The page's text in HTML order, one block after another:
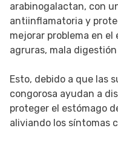
arabinogalactan, con
antiinflamatoria y
mejorar problema en
agruras, mala
Esto, debido a que las
congorosa ayudan a
proteger el estómago
aliviando los síntomas